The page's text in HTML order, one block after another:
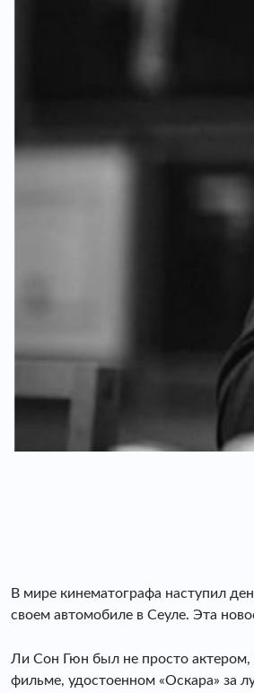
В мире кинематографа наступил
своем автомобиле в Сеуле. Эта
Ли Сон Гюн был не просто актером,
фильме, удостоенном «Оскара» за